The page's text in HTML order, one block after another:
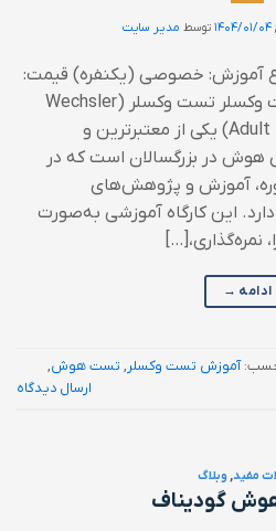
۱۴۰۴/۰۱/۰۴ توسط مدیر سایت
آموزش: خصوصی (یکنفره) قیمت:
۷,۰۰۰,۰۰۰ تومان آموزش تست وکسلر تست وکسلر (Wechsler
Adult Intelligence Scale – WAIS) یکی از معتبرترین و
هوش در بزرگسالان است که در
آموزش و پژوهش‌های
این کارگاه آموزشی به‌صورت
نمره‌گذاری،[…]
ادامه →
آموزش تست وکسلر, تست هوش,
ارسال دیدگاه
مفید, وبلاگ
گودیناف